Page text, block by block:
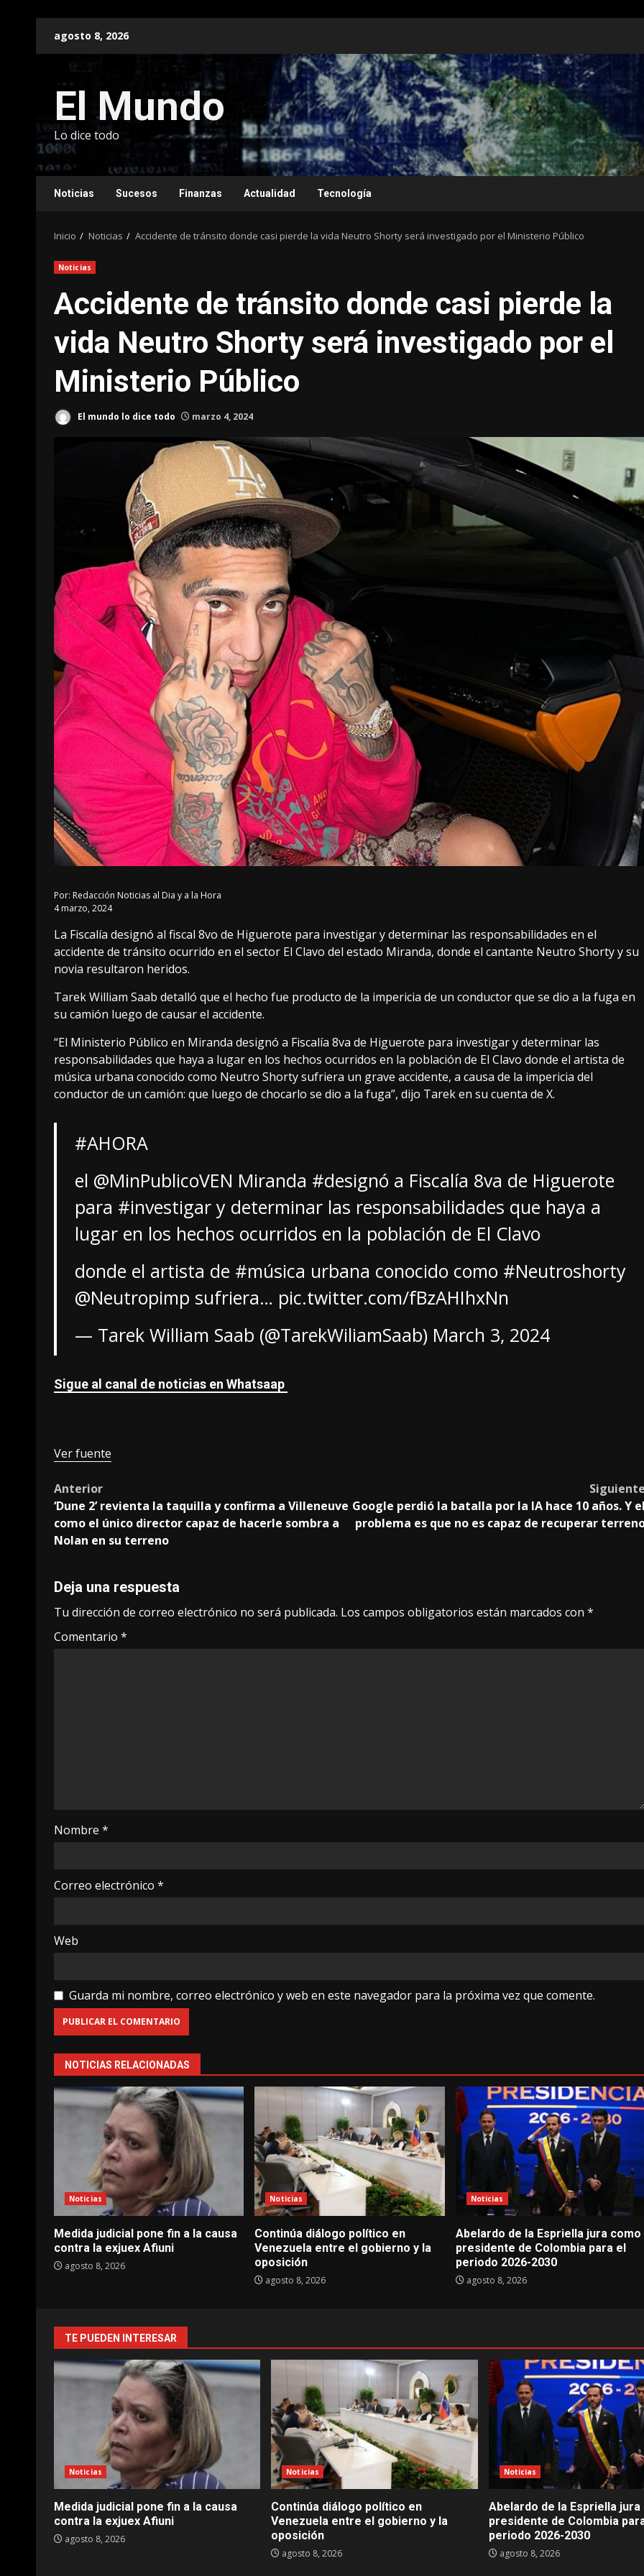
agosto 8, 2026
El Mundo
Lo dice todo
Noticias Sucesos Finanzas Actualidad Tecnología
Inicio Noticias Accidente de tránsito donde casi pierde la vida Neutro Shorty será investigado por el Ministerio Público
Noticias
Accidente de tránsito donde casi pierde la
vida Neutro Shorty será investigado por el
Ministerio Público
El mundo lo dice todo marzo 4, 2024
Por: Redacción Noticias al Dia y a la Hora
4 marzo, 2024
La Fiscalía designó al fiscal 8vo de Higuerote para investigar y determinar las responsabilidades en el
accidente de tránsito ocurrido en el sector El Clavo del estado Miranda, donde el cantante Neutro Shorty y su
novia resultaron heridos.
Tarek William Saab detalló que el hecho fue producto de la impericia de un conductor que se dio a la fuga en
su camión luego de causar el accidente.
“El Ministerio Público en Miranda designó a Fiscalía 8va de Higuerote para investigar y determinar las
responsabilidades que haya a lugar en los hechos ocurridos en la población de El Clavo donde el artista de
música urbana conocido como Neutro Shorty sufriera un grave accidente, a causa de la impericia del
conductor de un camión: que luego de chocarlo se dio a la fuga”, dijo Tarek en su cuenta de X.
#AHORA
el @MinPublicoVEN Miranda #designó a Fiscalía 8va de Higuerote
para #investigary determinar las responsabilidades que haya a
lugar en los hechos ocurridos en la población de El Clavo
donde el artista de #música urbana conocido como #Neutroshorty
@Neutropimp sufriera… pic.twitter.com/fBzAHIhxNn
— Tarek William Saab (@TarekWiliamSaab) March 3, 2024
Sigue al canal de noticias en Whatsaap
Ver fuente
Post
navigation
Anterior
‘Dune 2’ revienta la taquilla y confirma a Villeneuve
como el único director capaz de hacerle sombra a
Nolan en su terreno
Siguiente
Google perdió la batalla por la IA hace 10 años. Y el
problema es que no es capaz de recuperar
Deja una respuesta
Tu dirección de correo electrónico no será publicada. Los campos obligatorios están marcados con *
Comentario *
Nombre *
Correo electrónico *
Web
Guarda mi nombre, correo electrónico y web en este navegador para la próxima vez que comente.
NOTICIAS RELACIONADAS
Noticias
Medida judicial pone fin a la causa
contra la exjuex Afiuni
agosto 8, 2026
Noticias
Continúa diálogo político en
Venezuela entre el gobierno y la
oposición
agosto 8, 2026
Noticias
Abelardo de la Espriella jura como
presidente de Colombia para el
periodo 2026-2030
agosto 8, 2026
TE PUEDEN INTERESAR
Noticias
Medida judicial pone fin a la causa
contra la exjuex Afiuni
agosto 8, 2026
Noticias
Continúa diálogo político en
Venezuela entre el gobierno y la
oposición
agosto 8, 2026
Noticias
Abelardo de la Espriella jura
presidente de Colombia
periodo 2026-2030
agosto 8, 2026